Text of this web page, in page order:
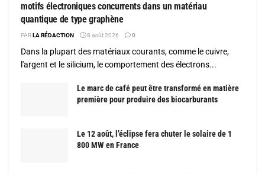
motifs électroniques concurrents dans un matériau
quantique de type graphène
PARLA RÉDACTION 8 août 2026 0
Dans la plupart des matériaux courants, comme le cuivre,
l'argent et le silicium, le comportement des électrons...
Le marc de café peut être transformé en matière
première pour produire des biocarburants
Le 12 août, l’éclipse fera chuter le solaire de 1
800 MW en France